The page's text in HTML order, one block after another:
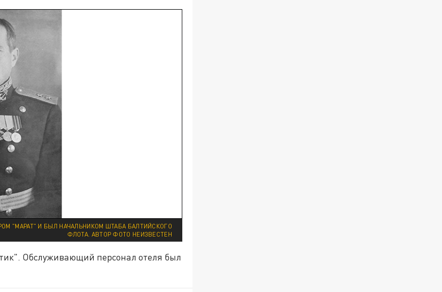
"МАРАТ" И БЫЛ НАЧАЛЬНИКОМ ШТАБА БАЛТИЙСКОГО
ФЛОТА. АВТОР ФОТО НЕИЗВЕСТЕН
Обслуживающий персонал отеля был